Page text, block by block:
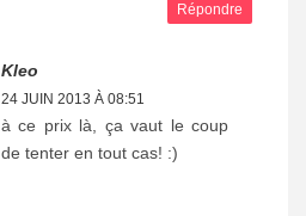
Répondre
Kleo
24 JUIN 2013 À 08:51
à ce prix là, ça vaut le coup
de tenter en tout cas! :)